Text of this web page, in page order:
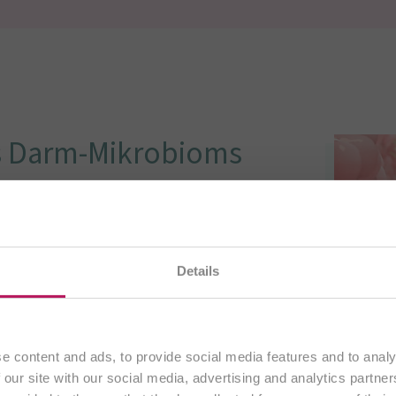
Details
content and ads, to provide social media features and to
site with our social media, advertising and analytics
Darm-Mikrobioms
die essenziell für viele Prozesse im
Ballaststoffe zu fermentieren und
– short-chain fatty acids) wie
und die Darmschleimhaut stärken.
mit Immunzellen reguliert das Darm-
gerade unsere österreichische Website
. Alle
ausschließlich an Kunden ausÖsterreich.
Fortfahren